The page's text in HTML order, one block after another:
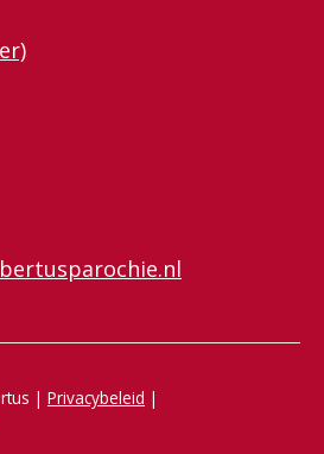
| Privacybeleid |